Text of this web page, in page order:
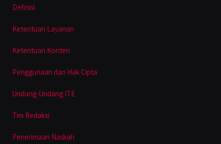
Definisi
Ketentuan Layanan
Ketentuan Konten
Penggunaan dan Hak Cipta
Undang-Undang ITE
Tim Redaksi
Penerimaan Naskah